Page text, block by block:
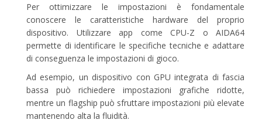
Per ottimizzare le impostazioni è fondamentale
conoscere le caratteristiche hardware del proprio
dispositivo. Utilizzare app come CPU-Z o AIDA64
permette di identificare le specifiche tecniche e adattare
di conseguenza le impostazioni di gioco.
Ad esempio, un dispositivo con GPU integrata di fascia
bassa può richiedere impostazioni grafiche ridotte,
mentre un flagship può sfruttare impostazioni più elevate
mantenendo alta la fluidità.